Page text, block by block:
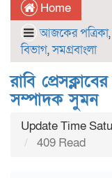
Home
আজকের পত্রিকা,
বিভাগ,সমগ্রবাংলা
রাবি
সম্পাদক সুমন
Update Time
409 Read